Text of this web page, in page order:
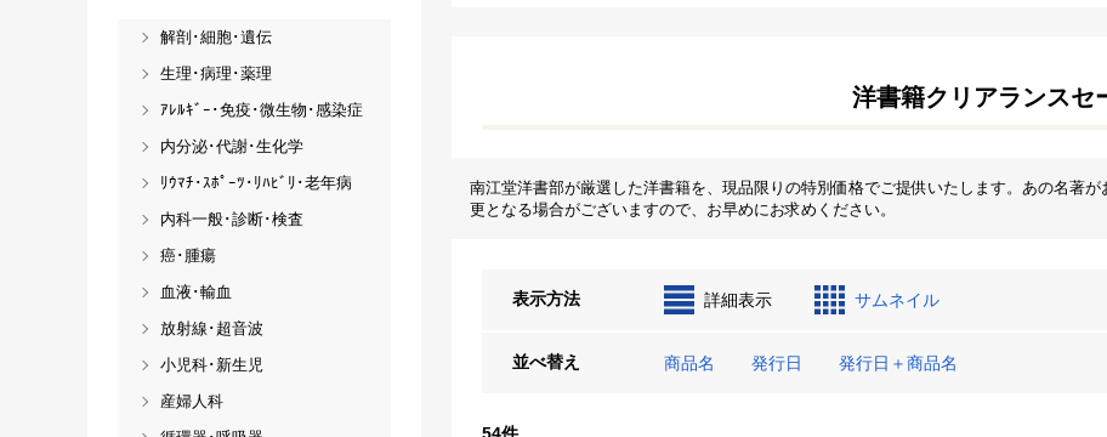
洋書籍クリアランスセ
南江堂洋書部が厳選した洋書籍を、現品限りの特別価格でご提供いたします。あの名著
更となる場合がございますので、お早めにお求めください。
表示方法 詳細表示 サムネイル
並べ替え 商品名 発行日 発行日＋商品名
54件
解剖･細胞･遺伝
生理･病理･薬理
ｱﾚﾙｷﾞｰ･免疫･微生物･感染症
内分泌･代謝･生化学
ﾘｳﾏﾁ･ｽﾎﾟｰﾂ･ﾘﾊﾋﾞﾘ･老年病
内科一般･診断･検査
癌･腫瘍
血液･輸血
放射線･超音波
小児科･新生児
産婦人科